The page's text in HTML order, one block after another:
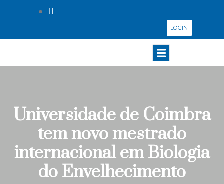
LOGIN
Universidade de Coimbra
tem novo mestrado
internacional em Biologia
do Envelhecimento